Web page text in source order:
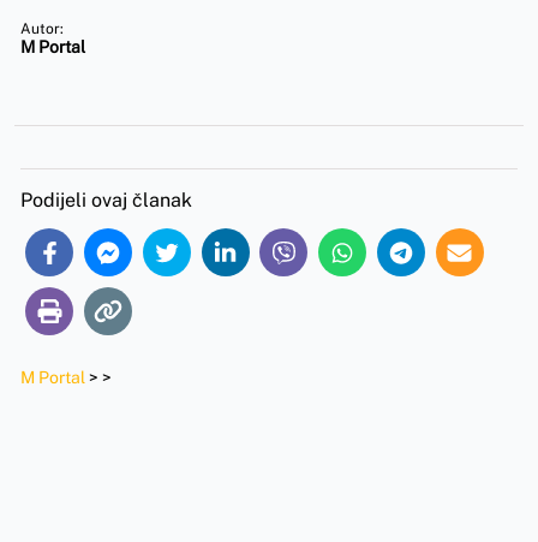
Autor:
M Portal
Podijeli ovaj članak
M Portal > >